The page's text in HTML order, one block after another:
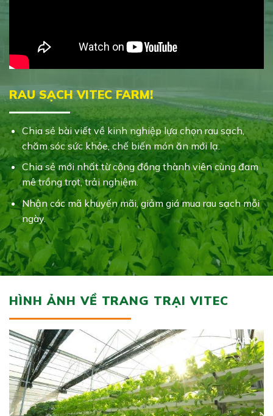
RAU SẠCH VITEC FARM!
Chia sẻ bài viết về kinh nghiệp lựa chọn rau sạch,
chăm sóc sức khỏe, chế biến món ăn mới lạ.
Chia sẻ mới nhất từ cộng đồng thành viên cùng đam
mê trồng trọt, trải nghiệm.
Nhận các mã khuyến mãi, giảm giá mua rau sạch mỗi
ngày.
HÌNH ẢNH VỀ TRANG TRẠI VITEC